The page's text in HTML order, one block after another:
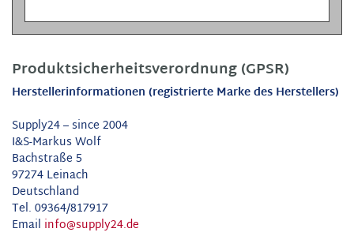
Produktsicherheitsverordnung (GPSR)
Herstellerinformationen (registrierte Marke des Herstellers)
Supply24 – since 2004
I&S-Markus Wolf
Bachstraße 5
97274 Leinach
Deutschland
Tel. 09364/817917
Email info@supply24.de